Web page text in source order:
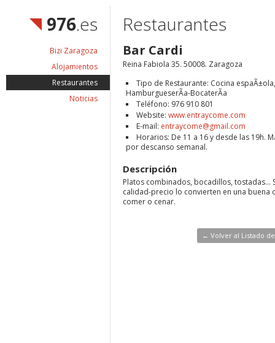
976.es
Bizi Zaragoza
Alojamientos
Restaurantes
Noticias
Restaurantes
Bar Cardi
Reina Fabiola 35. 50008. Zaragoza
Tipo de Restaurante: Cocina espaÃ±ola,
HamburgueserÃ­a-BocaterÃ­a
Teléfono: 976 910 801
Website: www.entraycome.com
E-mail: entraycome@gmail.com
Horarios: De 11 a 16 y desde las 19h.
por descanso semanal.
Descripción
Platos combinados, bocadillos, tostadas...
calidad-precio lo convierten en una buena
comer o cenar.
← Volver al Listado